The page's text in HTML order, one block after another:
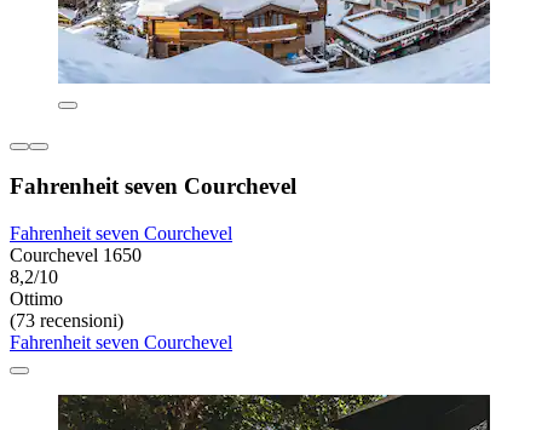
Fahrenheit seven Courchevel
Fahrenheit seven Courchevel
Courchevel 1650
8,2/10
Ottimo
(73 recensioni)
Fahrenheit seven Courchevel